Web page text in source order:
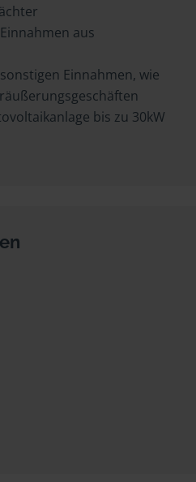
aus
Einnahmen, wie
bis zu 30kW